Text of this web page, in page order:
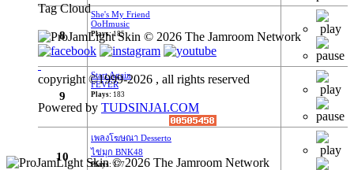
Hackset - รู้สึก( I Feel Tears ) Audio Lyrics song
Acoustic
วิจารณ์กันหน่อยครับ น้องเขาแต่งเอง ทั้งคำร้อง
ทำนอง เสียงคลิปอาจไม่ค่อยดีเพราะอัดจากมือ
ถือ
Re: วินาที Stang BNK48
25/11/18 08:21:12
By: OoHmusic
8
She's My Friend
OoHmusic
Plays:185
9
Start Again
FEVER
Plays: 183
10
เพลงโฆษณา Desserto
ไข่มุก BNK48
Plays: 177
Tag Cloud
copyright ©1999-2026 , all rights reserved
Powered by TUDSINJAI.COM